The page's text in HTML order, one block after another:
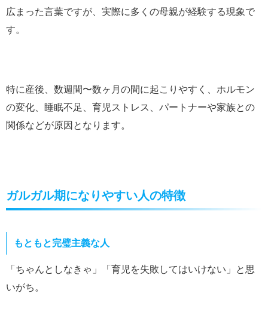
広まった言葉ですが、実際に多くの母親が経験する現象で
す。
特に産後、数週間〜数ヶ月の間に起こりやすく、ホルモン
の変化、睡眠不足、育児ストレス、パートナーや家族との
関係などが原因となります。
ガルガル期になりやすい人の特徴
もともと完璧主義な人
「ちゃんとしなきゃ」「育児を失敗してはいけない」と思
いがち。